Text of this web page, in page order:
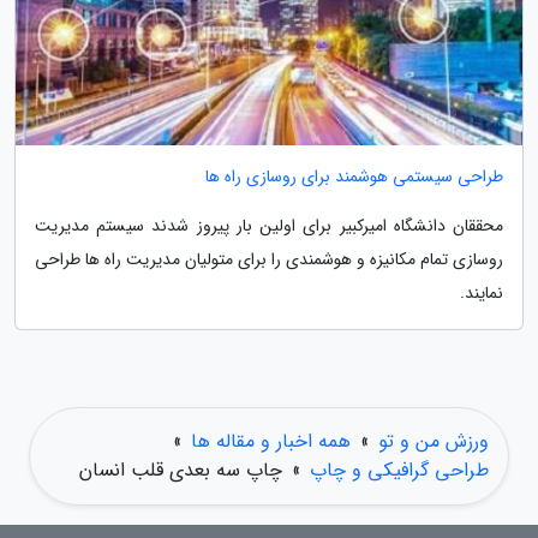
طراحی سیستمی هوشمند برای روسازی راه ها
محققان دانشگاه امیرکبیر برای اولین بار پیروز شدند سیستم مدیریت
روسازی تمام مکانیزه و هوشمندی را برای متولیان مدیریت راه ها طراحی
نمایند.
ورزش من و تو » همه اخبار و مقاله ها »
طراحی گرافیکی و چاپ » چاپ سه بعدی قلب انسان